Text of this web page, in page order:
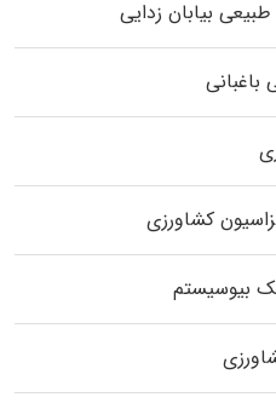
بیابان زدایی
کشاورزی
بیوسیستم